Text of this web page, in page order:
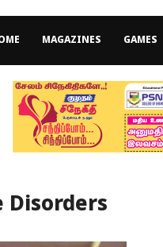
MAGAZINES GAMES
Disorders